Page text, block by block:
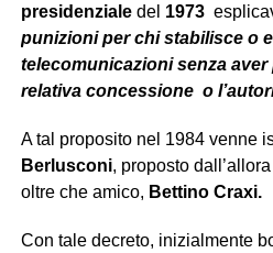
presidenzialedel 1973
punizioni per chi stabilisce o
telecomunicazioni senza
relativa concessione o
A tal proposito nel 1984 venne
Berlusconi, proposto
oltre che amico, Bettino Craxi.
Con tale decreto, inizialmente